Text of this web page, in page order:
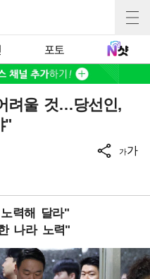
포토
려울 것…당선인,
"
가가
력해 달라"
나라 노력"